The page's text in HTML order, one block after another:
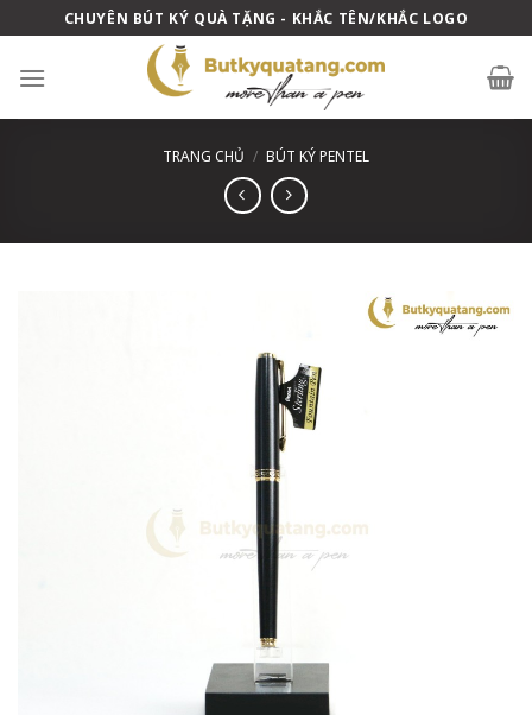
to
content
CHUYÊN BÚT KÝ QUÀ TẶNG - KHẮC TÊN/KHẮC LOGO
TRANG CHỦ / BÚT KÝ PENTEL